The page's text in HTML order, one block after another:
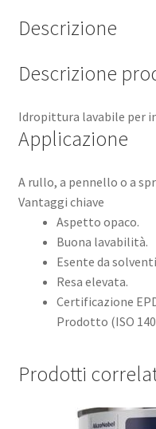
Descrizione
Descrizione
Idropittura lavabile per
Applicazione
A rullo, a pennello o a
Vantaggi chiave
Aspetto opaco.
Buona lavabilità.
Esente da
Resa elevata.
Certificazione
Prodotto (ISO
Prodotti